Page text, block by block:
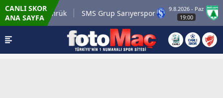
CANLI SKOR
ANA SAYFA
Karagümrük SMS Grup Sarıyerspor
9.8.2026 - Paz
19:00